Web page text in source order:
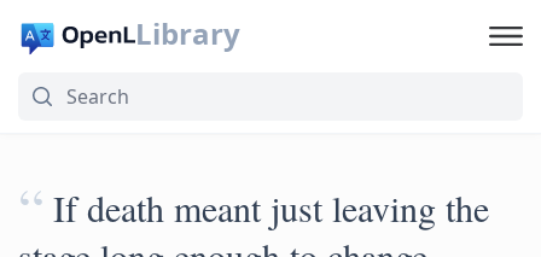
Library
“ If death meant just leaving the